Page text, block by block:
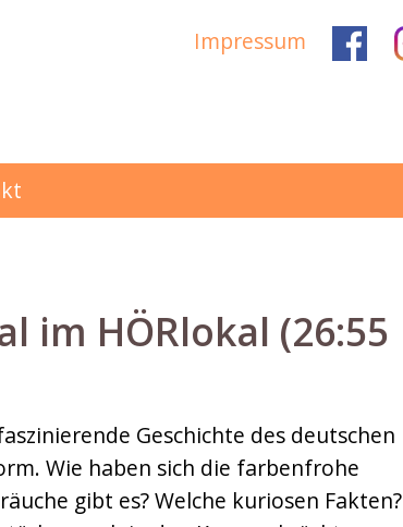
Impressum
im HÖRlokal (26:55
Geschichte des deutschen
Wie haben sich die farbenfrohe
gibt es? Welche kuriosen Fakten?